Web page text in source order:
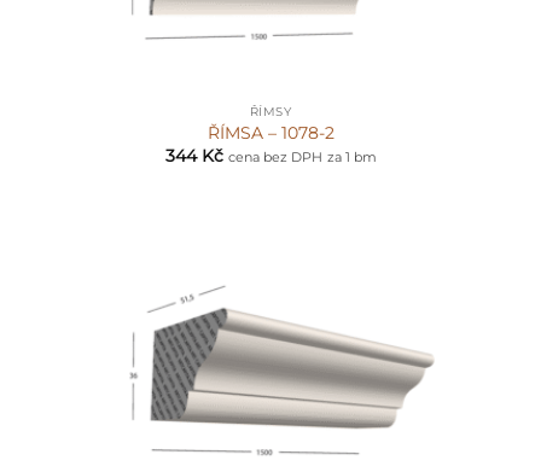
ŘÍMSY
ŘÍMSA – 1078-2
344 Kč cena bez DPH za 1 bm